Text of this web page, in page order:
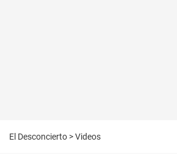
El Desconcierto >Videos